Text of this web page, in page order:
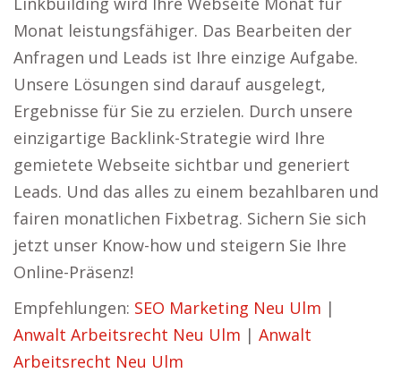
Monat leistungsfähiger. Das Bearbeiten der
Anfragen und Leads ist Ihre einzige Aufgabe.
Unsere Lösungen sind darauf ausgelegt,
Ergebnisse für Sie zu erzielen. Durch unsere
einzigartige Backlink-Strategie wird Ihre
gemietete Webseite sichtbar und generiert
Leads. Und das alles zu einem bezahlbaren und
fairen monatlichen Fixbetrag. Sichern Sie sich
jetzt unser Know-how und steigern Sie Ihre
Online-Präsenz!
Empfehlungen: SEO Marketing Neu Ulm |
Anwalt Arbeitsrecht Neu Ulm | Anwalt
Arbeitsrecht Neu Ulm